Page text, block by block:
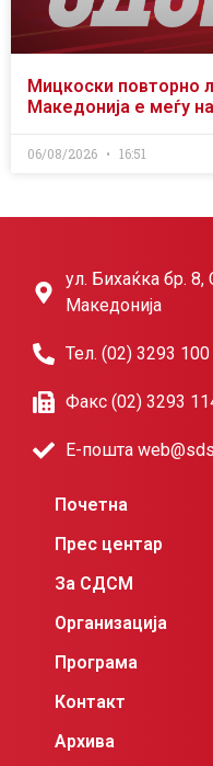
Мицкоски повторно
Македонија е меѓу
06/08/2026 16:51
ул. Бихаќка бр.
Македонија
Тел. (02) 3293 100
Факс (02) 3293
Е-пошта
Почетна
Прес центар
За СДСМ
Организација
Програма
Контакт
Архива